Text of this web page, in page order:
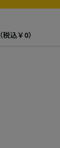
（税込￥ 0）